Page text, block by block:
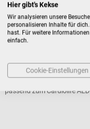
Kunden kauften
Cardiolife AED-3100
passend zum Cardiolife
Hier gibt's Kekse
Wir analysieren unsere
personalisieren Inhalte für
hast. Für weitere
einfach.
Cookie-Einstellungen